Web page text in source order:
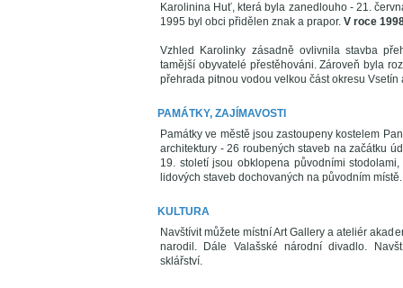
Karolinina Huť, která byla zanedlouho - 21.
1995 byl obci přidělen znak a prapor. V roce
Vzhled Karolinky zásadně ovlivnila stavba
tamější obyvatelé přestěhováni. Zároveň byla
přehrada pitnou vodou velkou část okresu Vsetín
PAMÁTKY, ZAJÍMAVOSTI
Památky ve městě jsou zastoupeny kostelem
architektury - 26 roubených staveb na začátku
19. století jsou obklopena původními
lidových staveb dochovaných na původním místě.
KULTURA
Navštívit můžete místní Art Gallery a ateliér
narodil. Dále Valašské národní divadlo.
sklářství.